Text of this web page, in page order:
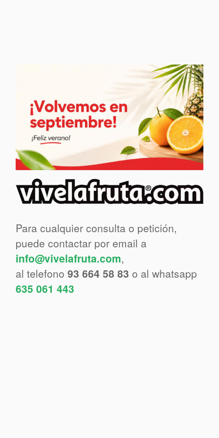
Para cualquier consulta o petición,
puede contactar por email a
info@vivelafruta.com,
al telefono 93 664 58 83 o al whatsapp
635 061 443